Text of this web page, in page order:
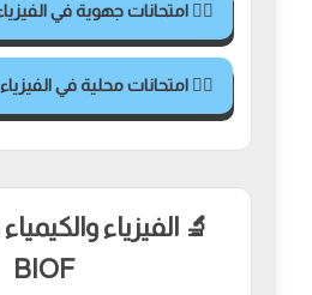
✍🏻 امتحانات جهوية في
✍🏻 امتحانات محلية في
🔬 الفيزياء
BIOF